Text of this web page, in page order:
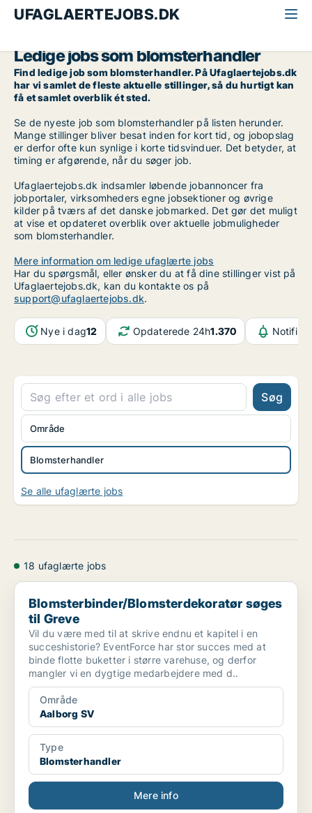
UFAGLAERTEJOBS.DK
Ledige jobs som blomsterhandler
Find ledige job som blomsterhandler. På Ufaglaertejobs.dk
har vi samlet de fleste aktuelle stillinger, så du hurtigt kan
få et samlet overblik ét sted.
Se de nyeste job som blomsterhandler på listen herunder.
Mange stillinger bliver besat inden for kort tid, og jobopslag
er derfor ofte kun synlige i korte tidsvinduer. Det betyder, at
timing er afgørende, når du søger job.
Ufaglaertejobs.dk indsamler løbende jobannoncer fra
jobportaler, virksomheders egne jobsektioner og øvrige
kilder på tværs af det danske jobmarked. Det gør det muligt
at vise et opdateret overblik over aktuelle jobmuligheder
som blomsterhandler.
Mere information om ledige ufaglærte jobs
Har du spørgsmål, eller ønsker du at få dine stillinger vist på
Ufaglaertejobs.dk, kan du kontakte os på
support@ufaglaertejobs.dk.
Nye i dag12 Opdaterede 24h1.370
Søg
Blomsterhandler
Område
Se alle ufaglærte jobs
18 ufaglærte jobs
Blomsterbinder/Blomsterdekoratør søges til Greve
Blomsterbinder/Blomsterdekoratør søges
til Greve
Vil du være med til at skrive endnu et kapitel i en
succeshistorie? EventForce har stor succes med at
binde flotte buketter i større varehuse, og derfor
mangler vi en dygtige medarbejdere med d..
Område
Aalborg SV
Type
Blomsterhandler
Mere info